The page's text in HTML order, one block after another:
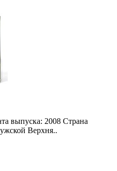
выпуска: 2008 Страна
Верхня..